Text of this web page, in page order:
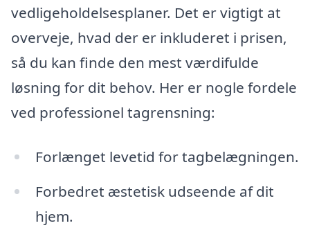
vedligeholdelsesplaner. Det er vigtigt at
overveje, hvad der er inkluderet i prisen,
så du kan finde den mest værdifulde
løsning for dit behov. Her er nogle fordele
ved professionel tagrensning:
Forlænget levetid for tagbelægningen.
Forbedret æstetisk udseende af dit
hjem.